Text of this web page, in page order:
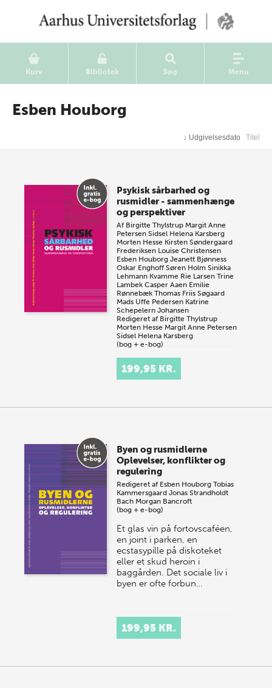
Kurv Bibliotek Søg Menu
Esben Houborg
↓ Udgivelsesdato Titel
Psykisk sårbarhed og
rusmidler - sammenhænge
og perspektiver
Af Birgitte Thylstrup Margit Anne
Petersen Sidsel Helena Karsberg
Morten Hesse Kirsten Søndergaard
Frederiksen Louise Christensen
Esben Houborg Jeanett Bjønness
Oskar Enghoff Søren Holm Sinikka
Lehmann Kvamme Rie Larsen Trine
Lambek Casper Aaen Emilie
Rønnebæk Thomas Friis Søgaard
Mads Uffe Pedersen Katrine
Schepelern Johansen
Redigeret af Birgitte Thylstrup
Morten Hesse Margit Anne Petersen
Sidsel Helena Karsberg
(bog + e-bog)
Psykisk sårbarhed fylder i
hverdagslivet for mange
rusmidler. En betragtelig
199,95 KR.
Byen og rusmidlerne
Oplevelser, konflikter og
regulering
Redigeret af Esben Houborg Tobias
Kammersgaard Jonas Strandholdt
Bach Morgan Bancroft
(bog + e-bog)
Et glas vin på fortovscaféen,
en joint i parken, en
ecstasypille på diskoteket
eller et skud heroin i
baggården. Det sociale liv i
byen er ofte forbun…
199,95 KR.